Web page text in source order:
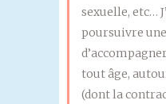
sexuelle, etc…
poursuivre
tout âge,
(dont la